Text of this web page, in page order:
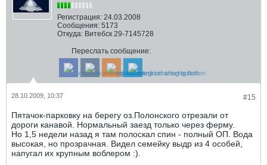
Регистрация: 24.03.2008
Сообщения: 5173
Откуда: Витебск 29-7145728
Переслать сообщение:
#15
28.10.2009, 10:37
Пятачок-парковку на берегу оз.Полонского отрезали от
дороги канавой. Нормальный заезд только через ферму.
Но 1,5 недели назад я там полоскал спин - полный ОП. Вода
высокая, но прозрачная. Видел семейку выдр из 4 особей,
напугал их крупным воблером :).